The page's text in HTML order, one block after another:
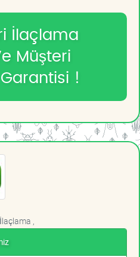
İlaçlama
Müşteri
!
,